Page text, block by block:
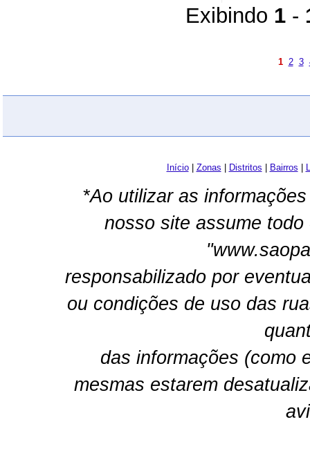
Exibindo 1-
1 2 3
Início| Zonas Distritos Bairros
*Ao utilizar as
nosso site assume
responsabilizado por
ou condições de uso das
das informações (como
mesmas estarem